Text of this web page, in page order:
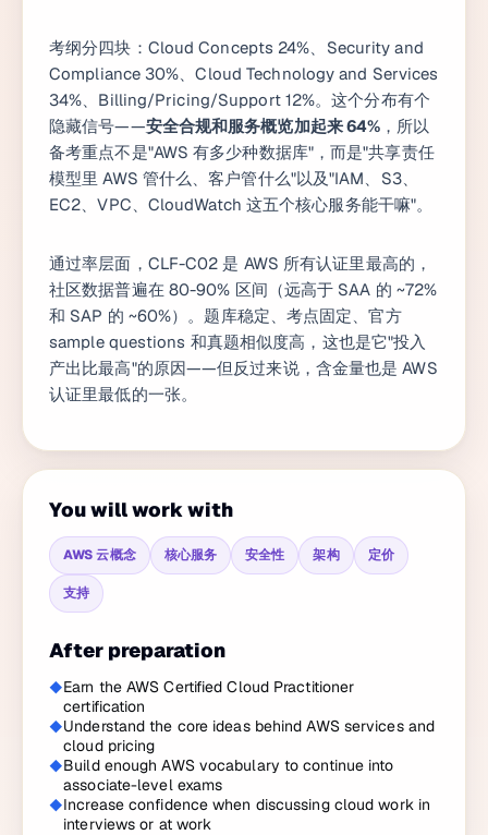
考纲分四块：Cloud Concepts 24%、Security and
Compliance 30%、Cloud Technology and Services
34%、Billing/Pricing/Support 12%。这个分布有个
隐藏信号——安全合规和服务概览加起来 64% ，所以
备考重点不是"AWS 有多少种数据库"，而是"共享责任
模型里 AWS 管什么、客户管什么"以及"IAM、S3、
EC2、VPC、CloudWatch 这五个核心服务能干嘛"。
通过率层面，CLF-C02 是 AWS 所有认证里最高的，
社区数据普遍在 80-90% 区间（远高于 SAA 的 ~72%
和 SAP 的 ~60%）。题库稳定、考点固定、官方
sample questions 和真题相似度高，这也是它"投入
产出比最高"的原因——但反过来说，含金量也是 AWS
认证里最低的一张。
You will work with
AWS 云概念 核心服务 安全性 架构 定价
支持
After preparation
Earn the AWS Certified Cloud Practitioner
certification
Understand the core ideas behind AWS services and
cloud pricing
Build enough AWS vocabulary to continue into
associate-level exams
Increase confidence when discussing cloud work in
interviews or at work